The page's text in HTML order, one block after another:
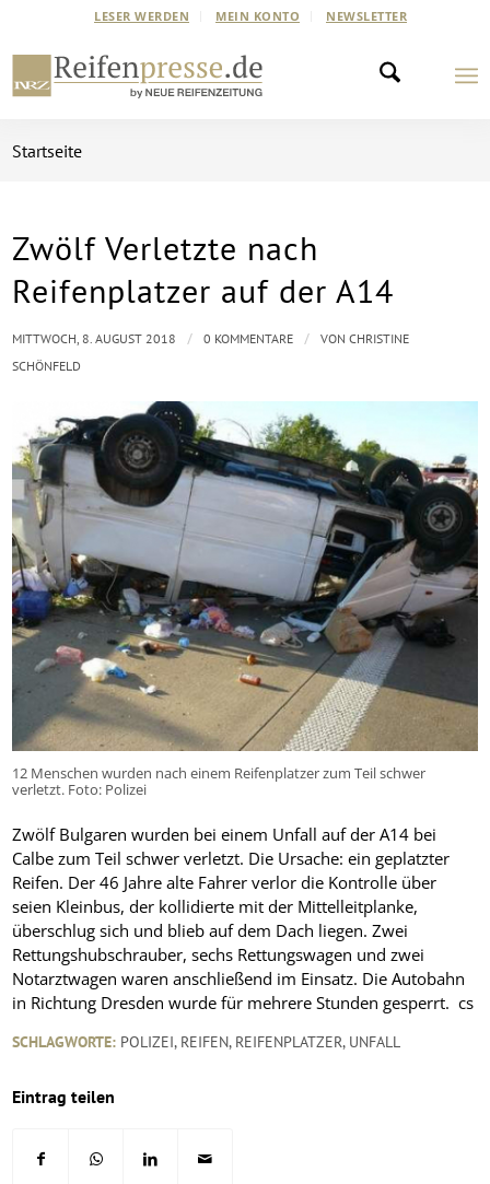
LESER WERDEN MEIN KONTO NEWSLETTER
Startseite
Zwölf Verletzte nach
Reifenplatzer auf der A14
12 Menschen wurden nach einem Reifenplatzer zum Teil schwer
verletzt. Foto: Polizei
Zwölf Bulgaren wurden bei einem Unfall auf der A14 bei
Calbe zum Teil schwer verletzt. Die Ursache: ein geplatzter
Reifen. Der 46 Jahre alte Fahrer verlor die Kontrolle über
seien Kleinbus, der kollidierte mit der Mittelleitplanke,
überschlug sich und blieb auf dem Dach liegen. Zwei
Rettungshubschrauber, sechs Rettungswagen und zwei
Notarztwagen waren anschließend im Einsatz. Die Autobahn
in Richtung Dresden wurde für mehrere Stunden gesperrt. cs
MITTWOCH, 8. AUGUST 2018 / 0 KOMMENTARE / VONCHRISTINE
SCHÖNFELD
SCHLAGWORTE: POLIZEI, REIFEN, REIFENPLATZER, UNFALL
Eintrag teilen